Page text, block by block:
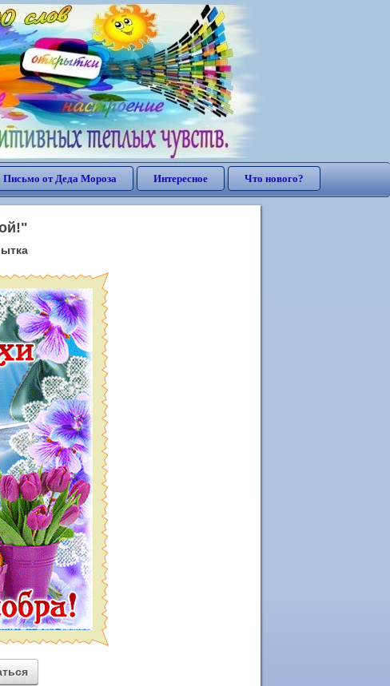
Письмо от Деда Мороза Интересное Что нового?